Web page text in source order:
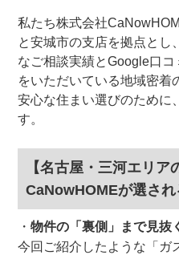
私たち株式会社
と安城市の支店を拠点とし
なご相談実績とGoogle口
をいただいている地域密着
安心な住まい選びのために
す。
【名古屋・三河エリ
CaNowHOMEが選され
物件の「裏側」まで見抜
今回ご紹介したような「ガ